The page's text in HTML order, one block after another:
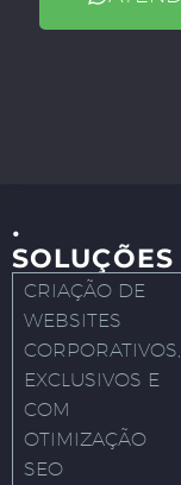
·
SOLUÇÕES
CRIAÇÃO DE
WEBSITES
CORPORATIVOS,
EXCLUSIVOS E
COM
OTIMIZAÇÃO
SEO